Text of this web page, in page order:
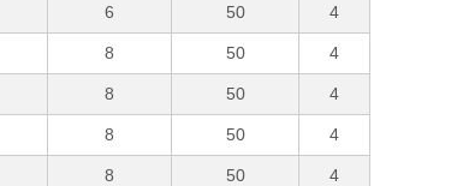
6 50 4
8 50 4
8 50 4
8 50 4
8 50 4